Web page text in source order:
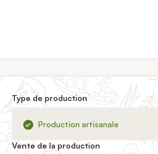
Type de production
Production artisanale
Vente de la production